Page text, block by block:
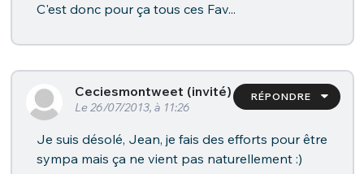
C'est donc pour ça tous ces Fav...
RÉPONDRE
Ceciesmontweet (invité)
Le 26/07/2013, à 11:26
Je suis désolé, Jean, je fais des efforts pour être
sympa mais ça ne vient pas naturellement :)